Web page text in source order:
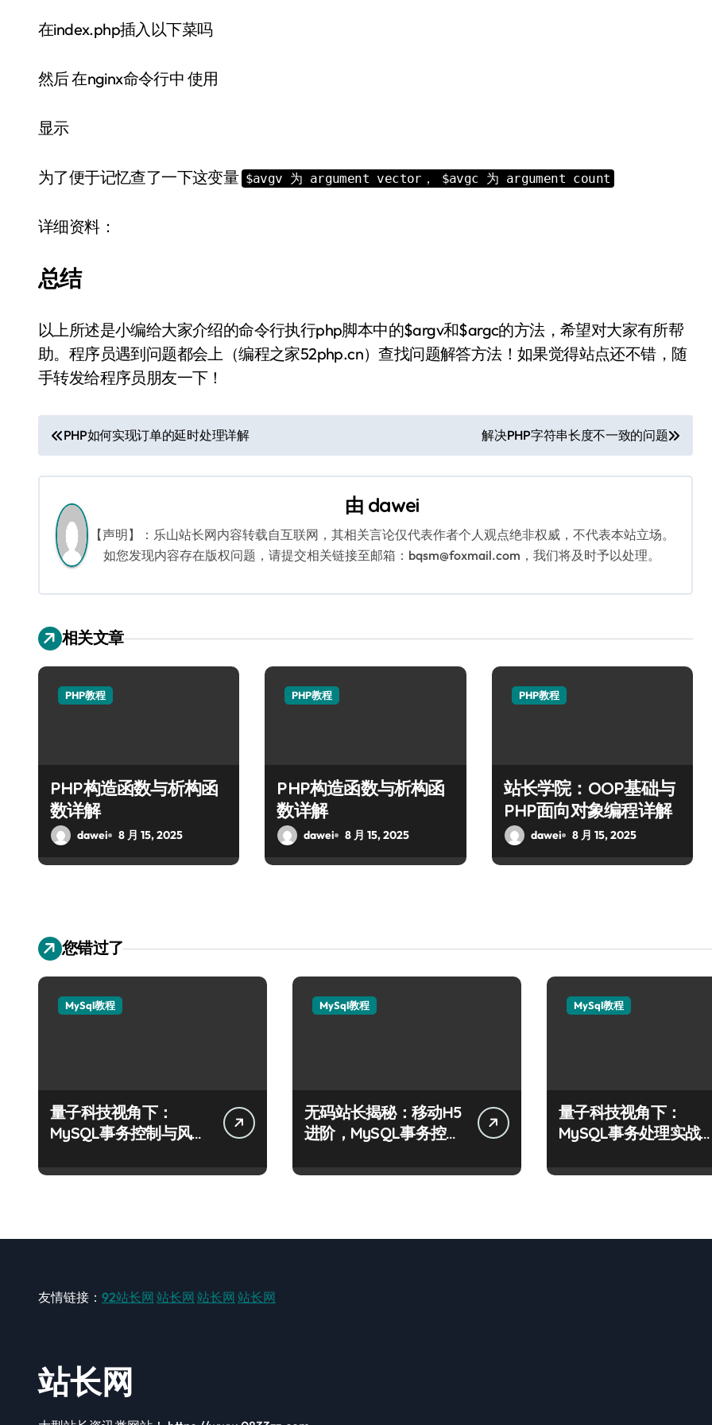
在index.php插入以下菜吗
然后 在nginx命令行中 使用
显示
为了便于记忆查了一下这变量 $avgv 为 argument vector， $avgc 为 argument count
详细资料：
总结
以上所述是小编给大家介绍的命令行执行php脚本中的$argv和$argc的方法，希望对大家有所帮
助。程序员遇到问题都会上（编程之家52php.cn）查找问题解答方法！如果觉得站点还不错，随
手转发给程序员朋友一下！
文
章
航
PHP如何实现订单的延时处理详解 解决PHP字符串长度不一致的问题
由 dawei
【声明】：乐山站长网内容转载自互联网，其相关言论仅代表作者个人观点绝非权威，不代表本站立场。
如您发现内容存在版权问题，请提交相关链接至邮箱：bqsm@foxmail.com，我们将及时予以处理。
相关文章
PHP教程
PHP构造函数与析构函
数详解
dawei 8 月 15, 2025
PHP教程
PHP构造函数与析构函
数详解
dawei 8 月 15, 2025
PHP教程
站长学院：OOP基础与
PHP面向对象编程详解
dawei 8 月 15, 2025
您错过了
MySql教程
量子科技视角下：
MySQL事务控制与风控
MySql教程
无码站长揭秘：移动H5
进阶，MySQL事务控制
MySql教程
量子科技视角下：
MySQL事务处理实战精
友情链接： 92站长网 站长网 站长网 站长网
站长网